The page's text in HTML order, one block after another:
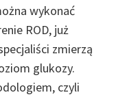
wykonać
ROD, już
zmierzą
glukozy.
czyli